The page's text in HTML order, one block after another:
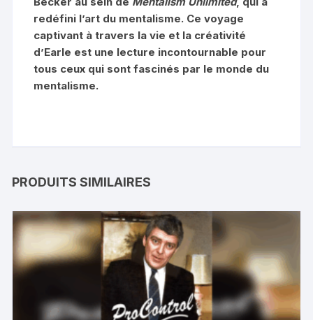
redéfini l’art du mentalisme. Ce voyage
captivant à travers la vie et la créativité
d’Earle est une lecture incontournable pour
tous ceux qui sont fascinés par le monde du
mentalisme.
PRODUITS SIMILAIRES